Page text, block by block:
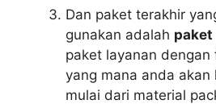
Dan paket terakhir
gunakan adalah paket
paket layanan
yang mana anda akan
mulai dari material